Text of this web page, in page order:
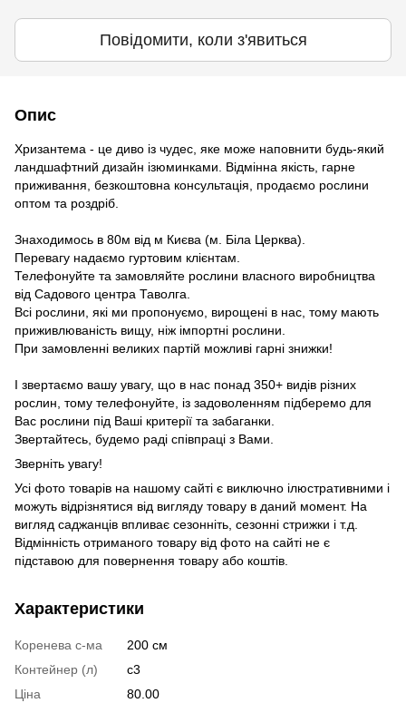
Повідомити, коли з'явиться
Опис
Хризантема - це диво із чудес, яке може наповнити будь-який
ландшафтний дизайн ізюминками. Відмінна якість, гарне
приживання, безкоштовна консультація, продаємо рослини
оптом та роздріб.
Знаходимось в 80м від м Києва (м. Біла Церква).
Перевагу надаємо гуртовим клієнтам.
Телефонуйте та замовляйте рослини власного виробництва
від Садового центра Таволга.
Всі рослини, які ми пропонуємо, вирощені в нас, тому мають
приживлюваність вищу, ніж імпортні рослини.
При замовленні великих партій можливі гарні знижки!
І звертаємо вашу увагу, що в нас понад 350+ видів різних
рослин, тому телефонуйте, із задоволенням підберемо для
Вас рослини під Ваші критерії та забаганки.
Звертайтесь, будемо раді співпраці з Вами.
Зверніть увагу!
Усі фото товарів на нашому сайті є виключно ілюстративними і
можуть відрізнятися від вигляду товару в даний момент. На
вигляд саджанців впливає сезонніть, сезонні стрижки і т.д.
Відмінність отриманого товару від фото на сайті не є
підставою для повернення товару або коштів.
Характеристики
Коренева с-ма
200 см
Контейнер (л)
c3
Ціна
80.00